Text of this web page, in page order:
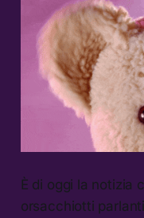
È di oggi la notizia
orsacchiotti